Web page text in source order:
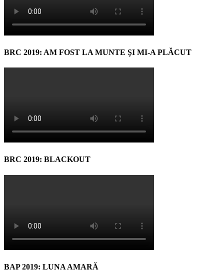
BRC 2019: AM FOST LA MUNTE ŞI MI-A PLĂCUT
BRC 2019: BLACKOUT
BAP 2019: LUNA AMARĂ